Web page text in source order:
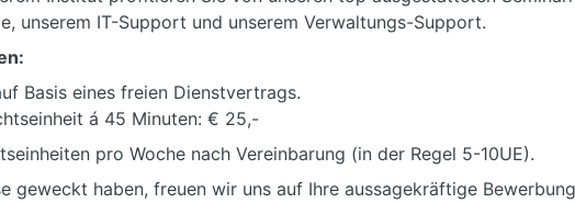
unserem IT-Support und unserem Verwaltungs-Support.
Basis eines freien Dienstvertrags.
á 45 Minuten: € 25,-
pro Woche nach Vereinbarung (in der Regel 5-10UE).
geweckt haben, freuen wir uns auf Ihre aussagekräftige